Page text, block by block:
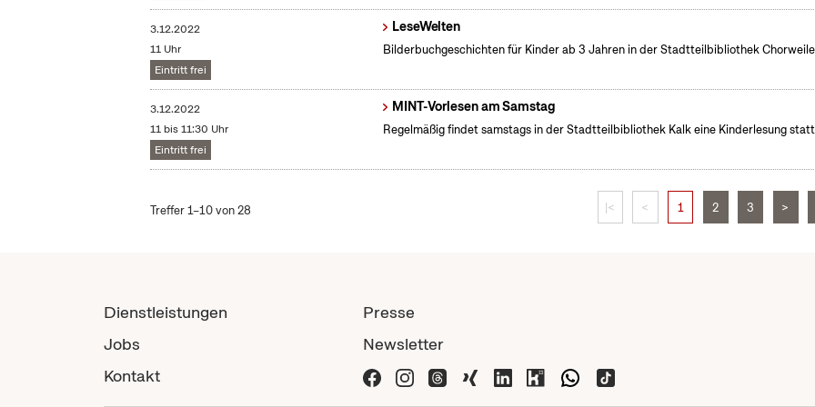
3.12.2022
11 Uhr
Eintritt frei
LeseWelten
Bilderbuchgeschichten für Kinder ab 3 Jahren in der Stadtteilbibliothek
3.12.2022
11 bis 11:30 Uhr
Eintritt frei
MINT-Vorlesen am Samstag
Regelmäßig findet samstags in der Stadtteilbibliothek Kalk eine Kinderlesung
Treffer 1–10 von 28 |< < 1 2 3 >
Dienstleistungen
Jobs
Kontakt
Presse
Newsletter